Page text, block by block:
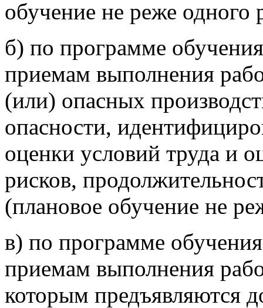
обучение не реже одного
б) по программе
приемам выполнения
(или) опасных
опасности,
оценки условий труда и
рисков,
(плановое обучение не
в) по программе
приемам выполнения
которым предъявляются